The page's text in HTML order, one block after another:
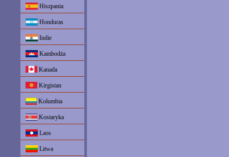
Hiszpania
Honduras
Indie
Kambodża
Kanada
Kirgistan
Kolumbia
Kostaryka
Laos
Litwa